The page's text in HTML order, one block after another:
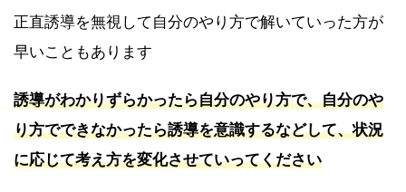
正直誘導を無視して自分のやり方で解いていった方が
早いこともあります
誘導がわかりずらかったら自分のやり方で、自分のや
り方でできなかったら誘導を意識するなどして、状況
に応じて考え方を変化させていってください